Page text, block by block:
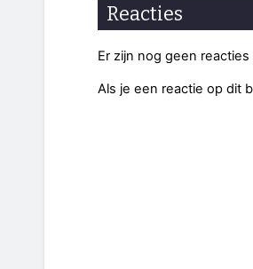
Reacties
Er zijn nog geen
Als je een reactie op dit